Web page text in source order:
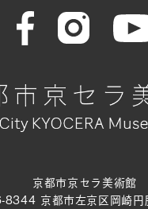
京都市京セラ美術館
8344 京都市左京区岡崎